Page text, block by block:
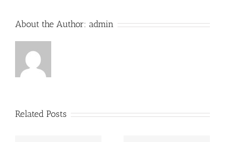
About the Author: admin
Related Posts